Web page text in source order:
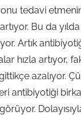
tedavi
Bu da
Artık
hızla artıyor,
azalıyor.
antibiyotiği